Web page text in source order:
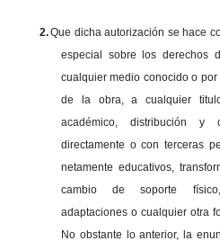
2.Que dicha autorización se hace
especial sobre los derechos
cualquier medio conocido o
de la obra, a cualquier
académico, distribución y
directamente o con terceras
netamente educativos,
cambio de soporte físico,
adaptaciones o cualquier otra
No obstante lo anterior, la